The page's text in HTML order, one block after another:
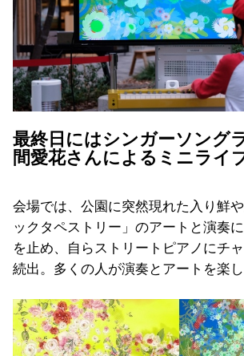
最終日にはシンガーソング
間愛花さんによるミニライ
会場では、公園に突然現れた入り鮮
ックタペストリー」のアートと演奏
を止め、自らストリートピアノにチ
続出。多くの人が演奏とアートを楽し